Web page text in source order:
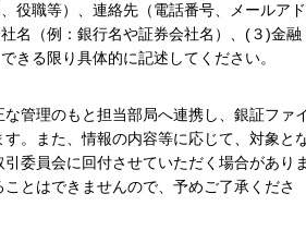
職等）、連絡先（電話番号、メールアド
名（例：銀行名や証券会社名）、(３)金融
きる限り具体的に記述してください。
管理のもと担当部局へ連携し、銀証ファ
。また、情報の内容等に応じて、対象と
委員会に回付させていただく場合がありま
とはできませんので、予めご了承くださ